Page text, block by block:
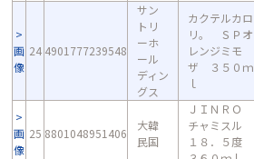
画
像
24 4901777239548
サン
トリ
ーホ
ール
ディン
グス
カクテルカロ
リ。 ＳＰオ
レンジミモ
ザ ３５０ｍ
ｌ
画
像
25 8801048951406
大韓
民国
ＪＩＮＲＯ
チャミスル
１８．５度